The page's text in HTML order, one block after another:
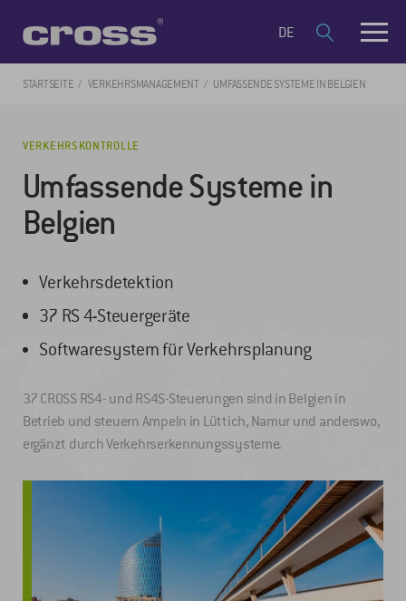
DE
STARTSEITE VERKEHRSMANAGEMENT UMFASSENDE SYSTEME IN BELGIEN
VERKEHRSKONTROLLE
Umfassende Systeme in
Belgien
Verkehrsdetektion
37 RS 4-Steuergeräte
Softwaresystem für Verkehrsplanung
37 CROSS RS4- und RS4S-Steuerungen sind in Belgien in
Betrieb und steuern Ampeln in Lüttich, Namur und anderswo,
ergänzt durch Verkehrserkennungssysteme.